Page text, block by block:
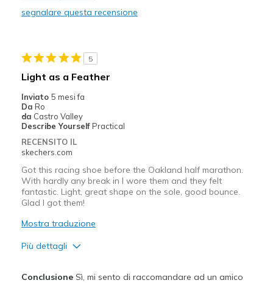
Difetti
Migliori Utilizzi:
Sizing
Feels half size too small
View On Shoes
I'm Into Shoes
segnalare questa recensione
5
Light as a Feather
Inviato 5 mesi fa
Da Ro
da Castro Valley
Describe Yourself Practical
RECENSITO IL
skechers.com
Got this racing shoe before the Oakland half marathon.
With hardly any break in I wore them and they felt
fantastic. Light, great shape on the sole, good bounce.
Glad I got them!
Mostra traduzione
Più dettagli
ConclusioneSì, mi sento di raccomandare ad un amico